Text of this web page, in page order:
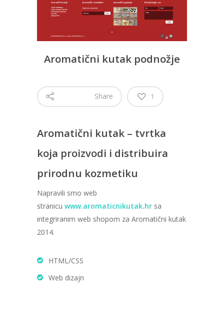
Aromatični kutak podnožje
Share 1
Aromatični kutak – tvrtka
koja proizvodi i distribuira
prirodnu kozmetiku
Napravili smo web
stranicu www.aromaticnikutak.hr sa
integriranim web shopom za Aromatični kutak
2014.
HTML/CSS
Web dizajn